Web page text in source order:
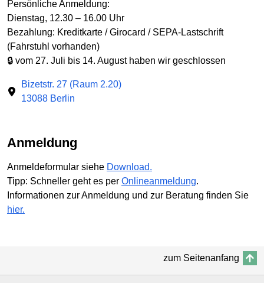
Persönliche Anmeldung:
Dienstag, 12.30 – 16.00 Uhr
Bezahlung: Kreditkarte / Girocard / SEPA-Lastschrift
(Fahrstuhl vorhanden)
🔒 vom 27. Juli bis 14. August haben wir geschlossen
Bizetstr. 27 (Raum 2.20)
13088 Berlin
Anmeldung
Anmeldeformular siehe Download.
Tipp: Schneller geht es per Onlineanmeldung.
Informationen zur Anmeldung und zur Beratung finden Sie
hier.
zum Seitenanfang